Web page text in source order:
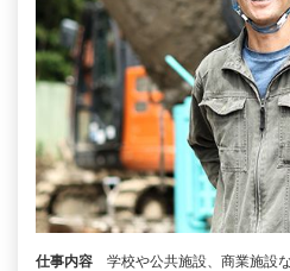
仕事内容
学校や公共施設、商業施設